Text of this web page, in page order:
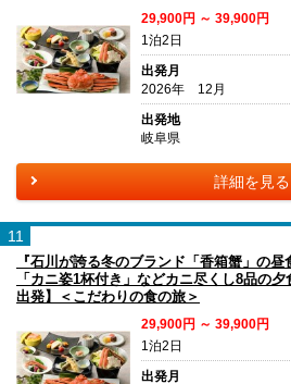
29,900円 ～ 39,900円
1泊2日
出発月
2026年 12月
出発地
岐阜県
詳細を見る
11
『石川が誇る冬のブランド「香箱蟹」の
「カニ姿1杯付き」などカニ尽くし8品の
出発】＜こだわりの食の旅＞
29,900円 ～ 39,900円
1泊2日
出発月